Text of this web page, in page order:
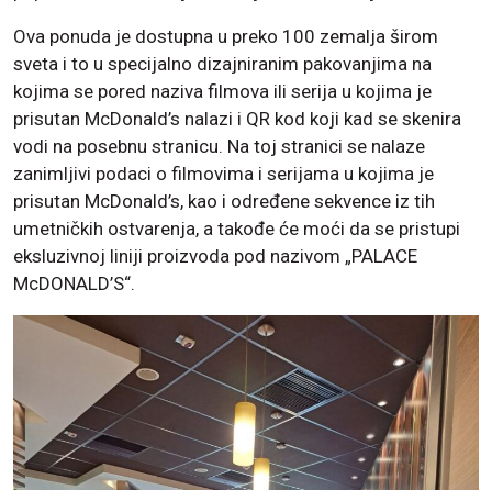
Ova ponuda je dostupna u preko 100 zemalja širom
sveta i to u specijalno dizajniranim pakovanjima na
kojima se pored naziva filmova ili serija u kojima je
prisutan McDonald’s nalazi i QR kod koji kad se skenira
vodi na posebnu stranicu. Na toj stranici se nalaze
zanimljivi podaci o filmovima i serijama u kojima je
prisutan McDonald’s, kao i određene sekvence iz tih
umetničkih ostvarenja, a takođe će moći da se pristupi
eksluzivnoj liniji proizvoda pod nazivom „PALACE
McDONALD’S“.